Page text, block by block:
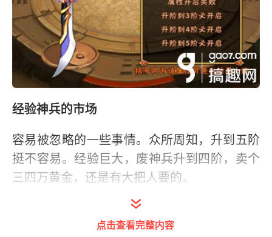
经验神兵的市场
容易被忽略的一些事情。众所周知，升到五阶
挺不容易。经验巨大，废神兵升到四阶，卖个
三四万黄金，还是有大把人要的。
神兵和商会一出，我对这游戏，实在是失望。
升战力什么的，对我来说就是一种负担。130
点击查看完整内容